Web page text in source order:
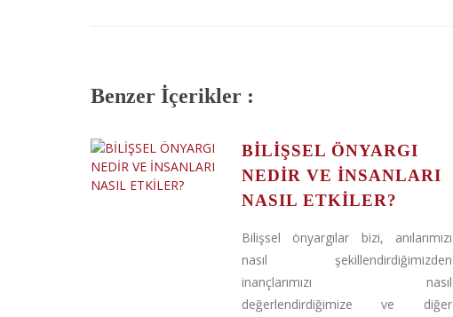
Benzer İçerikler :
BİLİŞSEL ÖNYARGI
NEDİR VE İNSANLARI
NASIL ETKİLER?
Bilişsel önyargılar bizi, anılarımızı
nasıl şekillendirdiğimizden
inançlarımızı nasıl
değerlendirdiğimize ve diğer